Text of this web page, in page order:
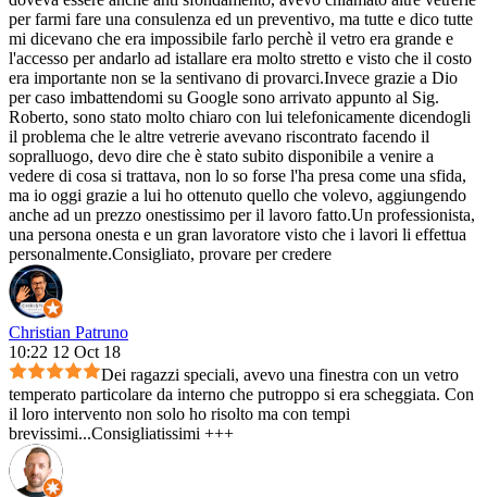
per farmi fare una consulenza ed un preventivo, ma tutte e dico tutte
mi dicevano che era impossibile farlo perchè il vetro era grande e
l'accesso per andarlo ad istallare era molto stretto e visto che il costo
era importante non se la sentivano di provarci.Invece grazie a Dio
per caso imbattendomi su Google sono arrivato appunto al Sig.
Roberto, sono stato molto chiaro con lui telefonicamente dicendogli
il problema che le altre vetrerie avevano riscontrato facendo il
sopralluogo, devo dire che è stato subito disponibile a venire a
vedere di cosa si trattava, non lo so forse l'ha presa come una sfida,
ma io oggi grazie a lui ho ottenuto quello che volevo, aggiungendo
anche ad un prezzo onestissimo per il lavoro fatto.Un professionista,
una persona onesta e un gran lavoratore visto che i lavori li effettua
personalmente.Consigliato, provare per credere
Christian Patruno
10:22 12 Oct 18
Dei ragazzi speciali, avevo una finestra con un vetro
temperato particolare da interno che putroppo si era scheggiata. Con
il loro intervento non solo ho risolto ma con tempi
brevissimi...Consigliatissimi +++